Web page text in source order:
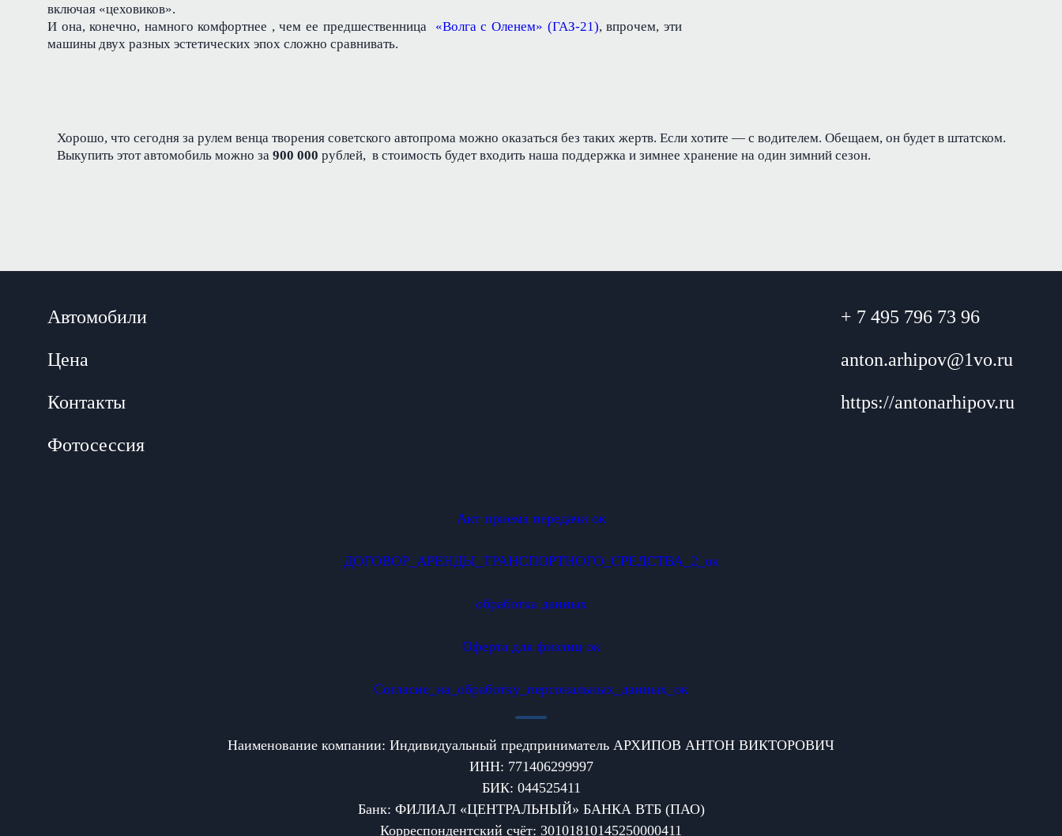
включая «цеховиков».
И она, конечно, намного комфортнее , чем ее предшественница «Волга с Оленем» (ГАЗ-21), впрочем, эти
машины двух разных эстетических эпох сложно сравнивать.
Хорошо, что сегодня за рулем венца творения советского автопрома можно оказаться без таких жертв. Если хотите — с водителем. Обещаем, он будет в штатском.
Выкупить этот автомобиль можно за 900 000 рублей, в стоимость будет входить наша поддержка и зимнее хранение на один зимний сезон.
Автомобили
Цена
Контакты
Фотосессия
+ 7 495 796 73 96
anton.arhipov@1vo.ru
https://antonarhipov.ru
Акт приема передачи ок
ДОГОВОР_АРЕНДЫ_ТРАНСПОРТНОГО_СРЕДСТВА_2_ок
обработка данных
Оферта для физлиц ок
Согласие_на_обработку_персональных_данных_ок
Наименование компании: Индивидуальный предприниматель АРХИПОВ АНТОН ВИКТОРОВИЧ
ИНН: 771406299997
БИК: 044525411
Банк: ФИЛИАЛ «ЦЕНТРАЛЬНЫЙ» БАНКА ВТБ (ПАО)
Корреспондентский счёт: 30101810145250000411